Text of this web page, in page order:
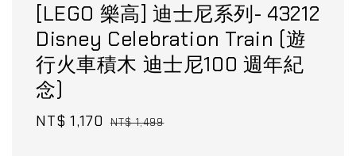
[LEGO 樂高] 迪士尼系列- 43212
Disney Celebration Train (遊
行火車積木 迪士尼100 週年紀
念)
Sale
NT$ 1,170 Regular
NT$ 1,499